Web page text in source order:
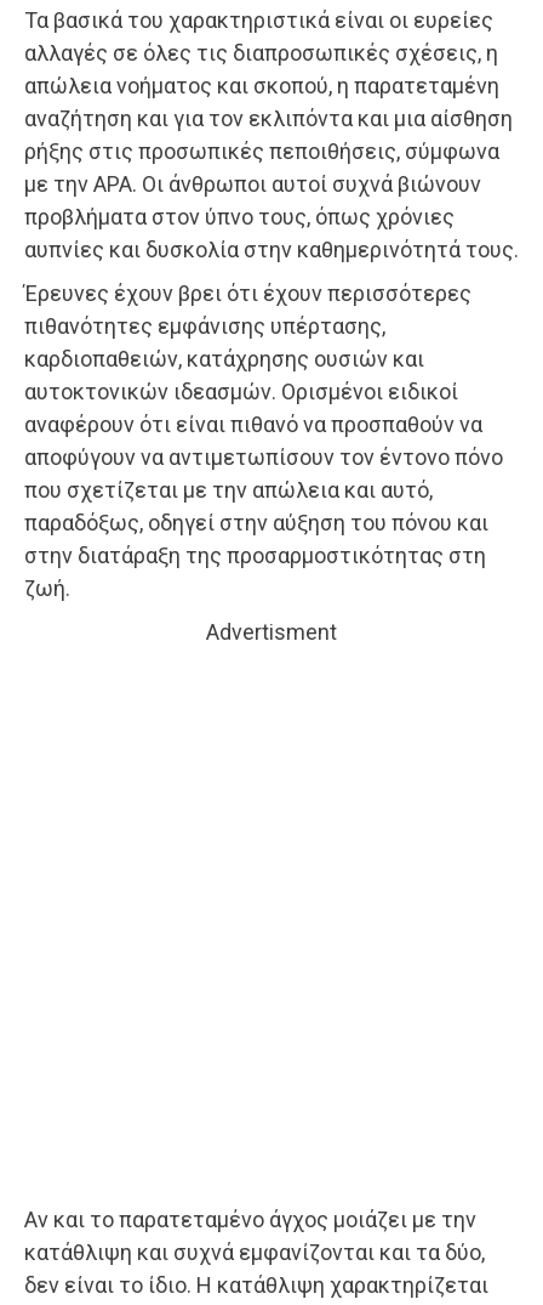
Τα βασικά του χαρακτηριστικά είναι οι ευρείες
αλλαγές σε όλες τις διαπροσωπικές σχέσεις, η
απώλεια νοήματος και σκοπού, η παρατεταμένη
αναζήτηση και για τον εκλιπόντα και μια αίσθηση
ρήξης στις προσωπικές πεποιθήσεις, σύμφωνα
με την APA. Οι άνθρωποι αυτοί συχνά βιώνουν
προβλήματα στον ύπνο τους, όπως χρόνιες
αυπνίες και δυσκολία στην καθημερινότητά τους.
Έρευνες έχουν βρει ότι έχουν περισσότερες
πιθανότητες εμφάνισης υπέρτασης,
καρδιοπαθειών, κατάχρησης ουσιών και
αυτοκτονικών ιδεασμών. Ορισμένοι ειδικοί
αναφέρουν ότι είναι πιθανό να προσπαθούν να
αποφύγουν να αντιμετωπίσουν τον έντονο πόνο
που σχετίζεται με την απώλεια και αυτό,
παραδόξως, οδηγεί στην αύξηση του πόνου και
στην διατάραξη της προσαρμοστικότητας στη
ζωή.
Advertisment
Αν και το παρατεταμένο άγχος μοιάζει με την
κατάθλιψη και συχνά εμφανίζονται και τα δύο,
δεν είναι το ίδιο. Η κατάθλιψη χαρακτηρίζεται